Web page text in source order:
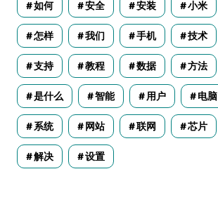
如何 安全 安装 小米
怎样 我们 手机 技术
支持 教程 数据 方法
是什么 智能 用户 电脑
系统 网站 联网 芯片
解决 设置